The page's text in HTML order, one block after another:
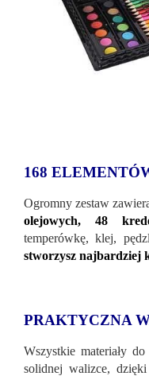
168
Ogromny zestaw
olejowych, 48
temperówkę, klej,
stworzysz najbardziej
PRAKTYCZNA
Wszystkie materiały
solidnej walizce,